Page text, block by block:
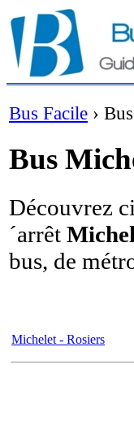
Bus Facile ›
Bus
Découvrez
´arrêt
bus, de
Michelet - Rosiers